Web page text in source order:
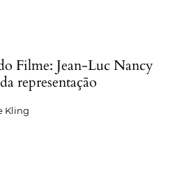
Filme: Jean-Luc Nancy
representação
Kling